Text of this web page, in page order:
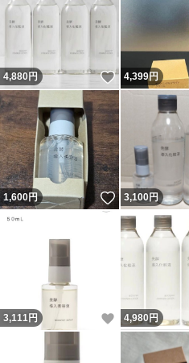
4,880円 いいね！
4,399円
1,600円 いいね！
3,100円
3,111円 いいね！
4,980円